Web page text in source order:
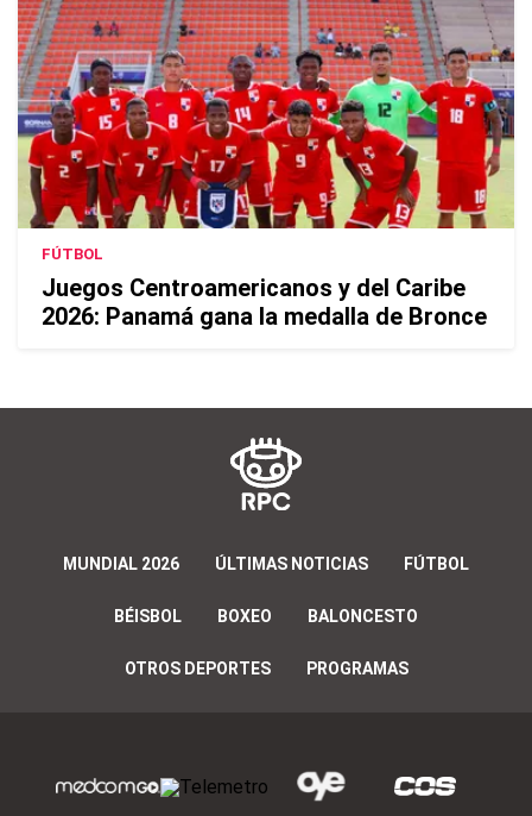
FÚTBOL
Juegos Centroamericanos y del Caribe
2026: Panamá gana la medalla de Bronce
MUNDIAL 2026 ÚLTIMAS NOTICIAS FÚTBOL
BÉISBOL BOXEO BALONCESTO
OTROS DEPORTES PROGRAMAS